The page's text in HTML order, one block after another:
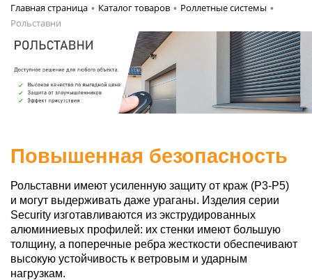
Главная страница • Каталог товаров • Роллетные системы •
Рольставни
Повышенная безопасность
Рольставни имеют усиленную защиту от краж (P3-P5)
и могут выдерживать даже ураганы. Изделия серии
Security изготавливаются из экструдированных
алюминиевых профилей: их стенки имеют большую
толщину, а поперечные ребра жесткости обеспечивают
высокую устойчивость к ветровым и ударным
нагрузкам.